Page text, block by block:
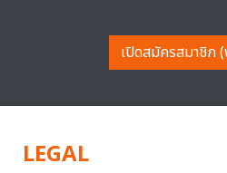
เปิดสมัครสมาชิก
LEGAL